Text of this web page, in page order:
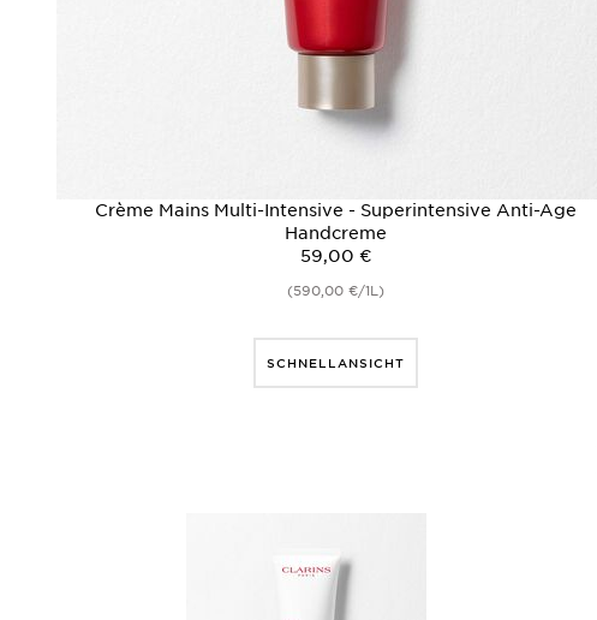
Crème Mains Multi-Intensive - Superintensive Anti-Age
Handcreme
59,00 €
(590,00 €/1L)
SCHNELLANSICHT